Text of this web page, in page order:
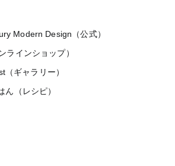
Modern Design（公式）
ラインショップ）
ギャラリー）
ん（レシピ）